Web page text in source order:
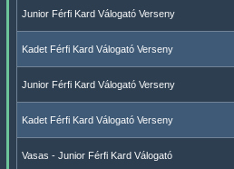
Junior Férfi Kard Válogató Verseny
Kadet Férfi Kard Válogató Verseny
Junior Férfi Kard Válogató Verseny
Kadet Férfi Kard Válogató Verseny
Vasas - Junior Férfi Kard Válogató